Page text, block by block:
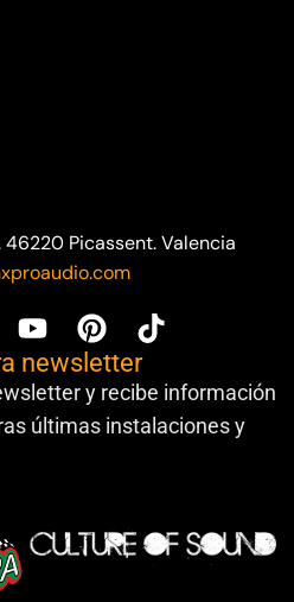
46220 Picassent. Valencia
newsletter
y recibe información
últimas instalaciones y